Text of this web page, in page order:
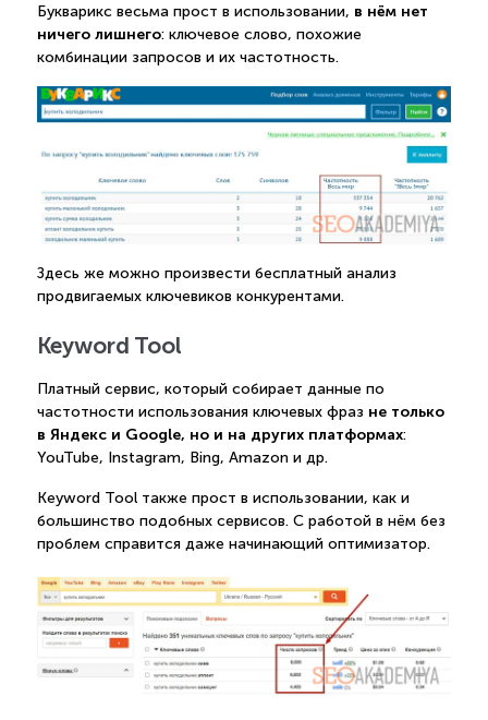
Букварикс весьма прост в использовании, в нём нет
ничего лишнего: ключевое слово, похожие
комбинации запросов и их частотность.
Здесь же можно произвести бесплатный анализ
продвигаемых ключевиков конкурентами.
Keyword Tool
Платный сервис, который собирает данные по
частотности использования ключевых фраз не только
в Яндекс и Google, но и на других платформах:
YouTube, Instagram, Bing, Amazon и др.
Keyword Tool также прост в использовании, как и
большинство подобных сервисов. С работой в нём без
проблем справится даже начинающий оптимизатор.